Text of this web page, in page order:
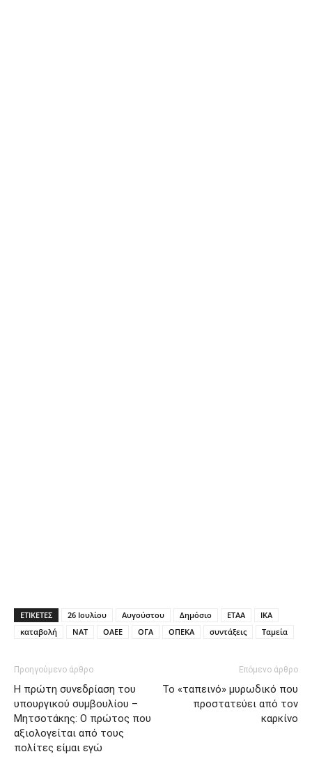
ΕΤΙΚΕΤΕΣ 26 Ιουλίου Αυγούστου Δημόσιο ΕΤΑΑ
ΙΚΑ
καταβολή
ΝΑΤ ΟΑΕΕ ΟΓΑ ΟΠΕΚΑ συντάξεις Ταμεία
Προηγούμενο άρθρο
Η πρώτη συνεδρίαση του
υπουργικού συμβουλίου –
Μητσοτάκης: Ο πρώτος που
αξιολογείται από τους
πολίτες είμαι εγώ
Επόμενο άρθρο
Το «ταπεινό» μυρωδικό που
προστατεύει από τον
καρκίνο